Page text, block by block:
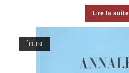
Lire la suite
ÉPUISÉ